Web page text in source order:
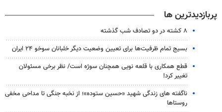
پربازدیدترین ها
۸ کشته در دو تصادف شب گذشته
بسیج تمام ظرفیت‌ها برای تعیین وضعیت دیگر خلبانان سوخو ۲۴ ایران
قطع همکاری با قلعه نویی همچنان سوژه است/ نظر برخی مسئولان
تغییر کرد!
ناگفته های زندگی شهید «حسین ستوده»؛ از نخبه جنگی تا مداحی مخفی
روستاها